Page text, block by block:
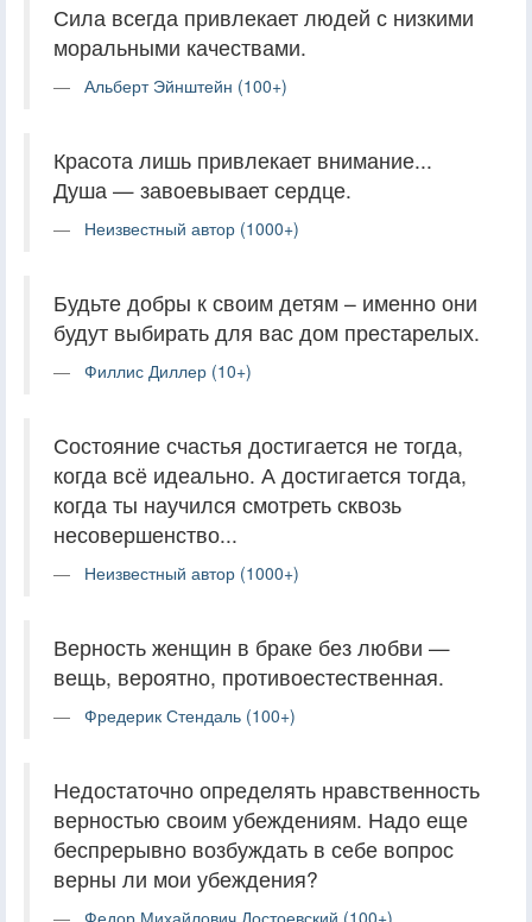
Сила всегда привлекает людей с низкими
моральными качествами.
Альберт Эйнштейн (100+)
Красота лишь привлекает внимание...
Душа — завоевывает сердце.
Неизвестный автор (1000+)
Будьте добры к своим детям – именно они
будут выбирать для вас дом престарелых.
Филлис Диллер (10+)
Состояние счастья достигается не тогда,
когда всё идеально. А достигается тогда,
когда ты научился смотреть сквозь
несовершенство...
Неизвестный автор (1000+)
Верность женщин в браке без любви —
вещь, вероятно, противоестественная.
Фредерик Стендаль (100+)
Недостаточно определять нравственность
верностью своим убеждениям. Надо еще
беспрерывно возбуждать в себе вопрос
верны ли мои убеждения?
Федор Михайлович Достоевский (100+)